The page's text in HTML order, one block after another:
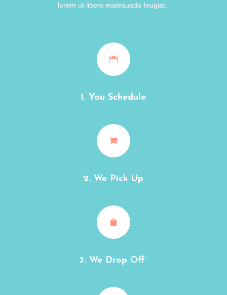
lorem ut libero malesuada feugiat.

1. You Schedule

2. We Pick Up

3. We Drop Off`